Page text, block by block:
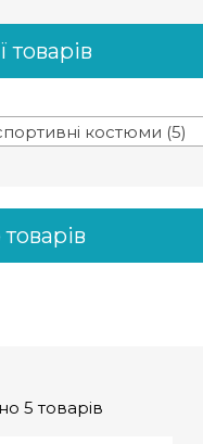
товарів
костюми (5)
5 товарів